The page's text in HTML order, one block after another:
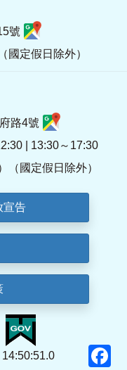
號
國定假日除外）
路4號
| 13:30～17:30
（國定假日除外）
宣告